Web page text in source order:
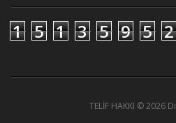
1 5 1 3 5 9 5 2
TELİF HAKKI ©2026